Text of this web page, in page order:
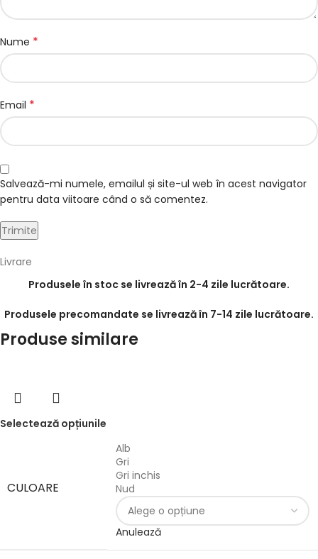
Nume *
Email *
Salvează-mi numele, emailul și site-ul web în acest navigator
pentru data viitoare când o să comentez.
Livrare
Produsele în stoc se livrează în 2-4 zile lucrătoare.
Produsele precomandate se livrează în 7-14 zile lucrătoare.
Produse similare
Selectează opțiunile
CULOARE
Alb
Gri
Gri inchis
Nud
Anulează